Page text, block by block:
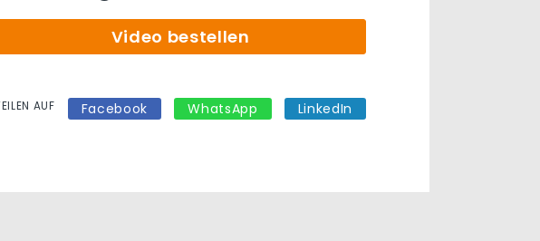
Video bestellen
AUF Facebook WhatsApp LinkedIn